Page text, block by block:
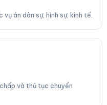
án dân sự, hình sự, kinh tế.
và thủ tục chuyển